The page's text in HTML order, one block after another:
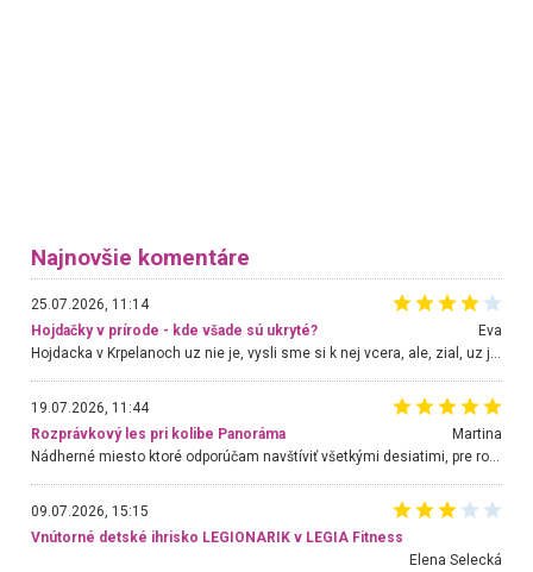
Najnovšie komentáre
25.07.2026, 11:14
Hojdačky v prírode - kde všade sú ukryté?
Eva
Hojdacka v Krpelanoch uz nie je, vysli sme si k nej vcera, ale, zial, uz je znicena. Ak sem planujete cestu len kvoli hojdacke, mozete si ju usetrit. Krasny vyhlad je tu vsak aj bez hojdacky :-)
19.07.2026, 11:44
Rozprávkový les pri kolibe Panoráma
Martina
Nádherné miesto ktoré odporúčam navštíviť všetkými desiatimi, pre rodiny s deťmi, dôchodcom... Proste a jednoducho ozaj rozprávkový les.. určite ešte prídeme. Odniesli sme si na pamiatku krásne tričká,
09.07.2026, 15:15
Vnútorné detské ihrisko LEGIONARIK v LEGIA Fitness
Elena Selecká